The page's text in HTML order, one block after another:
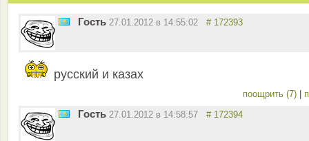
Гость 27.01.2012 в 14:55:02 # 172393
русский и казах
поощрить (7)
Гость 27.01.2012 в 14:58:57 # 172394